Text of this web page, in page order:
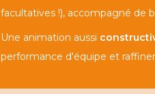
facultatives !), accompagné de
Une animation aussi
performance d'équipe et